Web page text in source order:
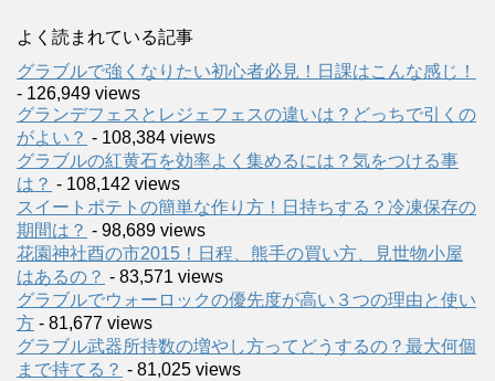
よく読まれている記事
グラブルで強くなりたい初心者必見！日課はこんな感じ！
- 126,949 views
グランデフェスとレジェフェスの違いは？どっちで引くの
がよい？ - 108,384 views
グラブルの紅黄石を効率よく集めるには？気をつける事
は？ - 108,142 views
スイートポテトの簡単な作り方！日持ちする？冷凍保存の
期間は？ - 98,689 views
花園神社酉の市2015！日程、熊手の買い方、見世物小屋
はあるの？ - 83,571 views
グラブルでウォーロックの優先度が高い３つの理由と使い
方 - 81,677 views
グラブル武器所持数の増やし方ってどうするの？最大何個
まで持てる？ - 81,025 views